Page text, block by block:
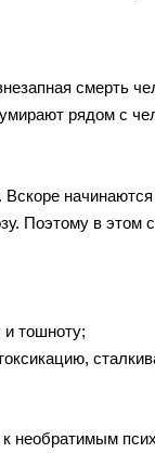
смерть
рядом с
Поэтому в этом
и тошноту;
необратимым